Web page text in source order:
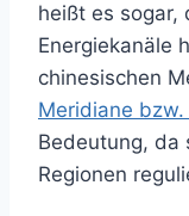
heißt es sogar,
Energiekanäle
chinesischen
Meridiane
Bedeutung, da
Regionen